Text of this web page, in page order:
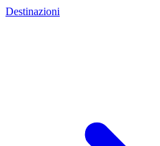
Destinazioni